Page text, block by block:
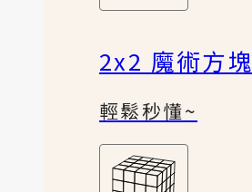
2x2 魔術方塊
輕鬆秒懂~